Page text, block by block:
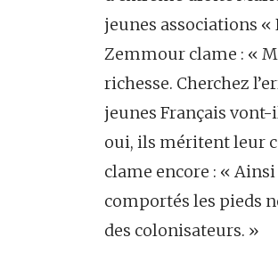
jeunes associations «
Zemmour clame : «
richesse. Cherchez
jeunes Français
oui, ils méritent leur
clame encore : «
comportés les pieds
des colonisateurs. »